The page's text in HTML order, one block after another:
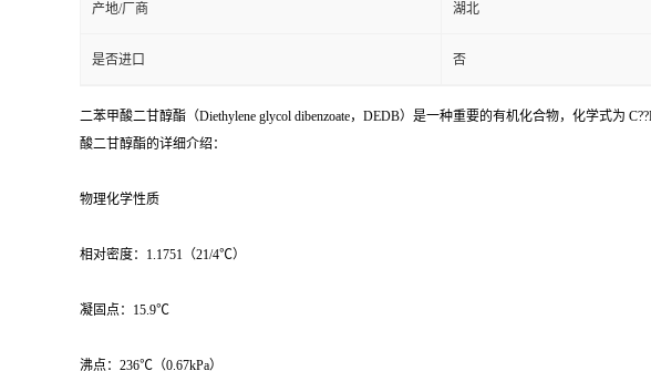
产地/厂商 湖北
是否进口 否
二苯甲酸二甘醇酯（Diethylene glycol dibenzoate，DEDB）是一种重要的有机化合物，化学式为
酸二甘醇酯的详细介绍：
物理化学性质
相对密度：1.1751（21/4℃）
凝固点：15.9℃
沸点：236℃（0.67kPa）